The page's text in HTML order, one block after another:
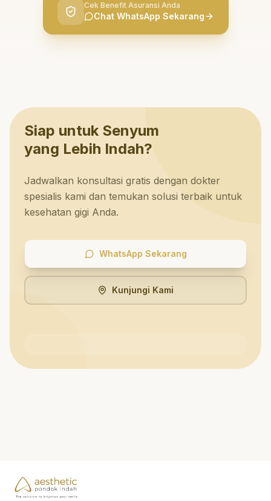
Cek Benefit Asuransi Anda
Chat WhatsApp Sekarang
Siap untuk Senyum
yang Lebih Indah?
Jadwalkan konsultasi gratis dengan dokter
spesialis kami dan temukan solusi terbaik untuk
kesehatan gigi Anda.
WhatsApp Sekarang
Kunjungi Kami